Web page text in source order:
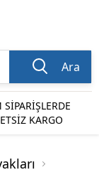
Ara
SİPARİŞLERDE
KARGO